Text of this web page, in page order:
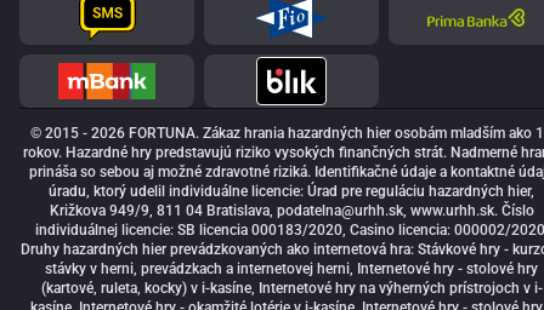
© 2015 - 2026 FORTUNA. Zákaz hrania hazardných hier osobám mladším ako
rokov. Hazardné hry predstavujú riziko vysokých finančných strát. Nadmerné
prináša so sebou aj možné zdravotné riziká. Identifikačné údaje a kontaktné
úradu, ktorý udelil individuálne licencie: Úrad pre reguláciu hazardných hier,
Križkova 949/9, 811 04 Bratislava, podatelna@urhh.sk, www.urhh.sk. Číslo
individuálnej licencie: SB licencia 000183/2020, Casino licencia: 000002/
Druhy hazardných hier prevádzkovaných ako internetová hra: Stávkové hry -
stávky v herni, prevádzkach a internetovej herni, Internetové hry - stolové hry
(kartové, ruleta, kocky) v i-kasíne, Internetové hry na výherných prístrojoch v i-